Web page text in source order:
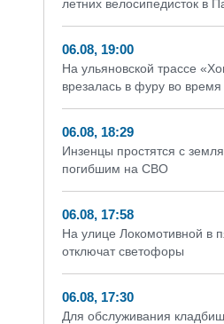
летних велосипедисток в
06.08, 19:00
На ульяновской трассе
врезалась в фуру во время
06.08, 18:29
Инзенцы простятся с
погибшим на СВО
06.08, 17:58
На улице Локомотивной в
отключат светофоры
06.08, 17:30
Для обслуживания кладбищ